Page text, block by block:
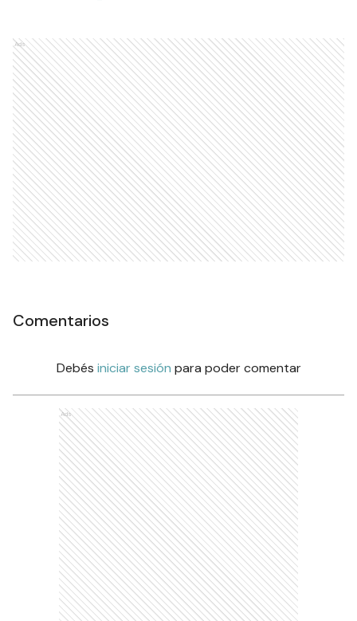
Ads
Comentarios
Debés iniciar sesión para poder comentar
Ads